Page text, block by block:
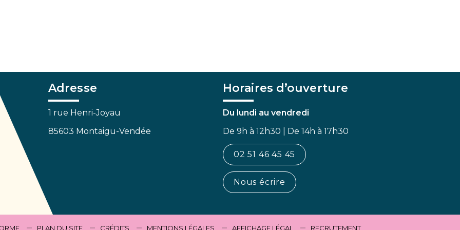
Adresse
1 rue Henri-Joyau
85603 Montaigu-Vendée
Horaires d’ouverture
Du lundi au vendredi
De 9h à 12h30 | De 14h à 17h30
02 51 46 45 45
Nous écrire
PLAN DU SITE CRÉDITS MENTIONS LÉGALES AFFICHAGE LÉGAL RECRUTEMENT